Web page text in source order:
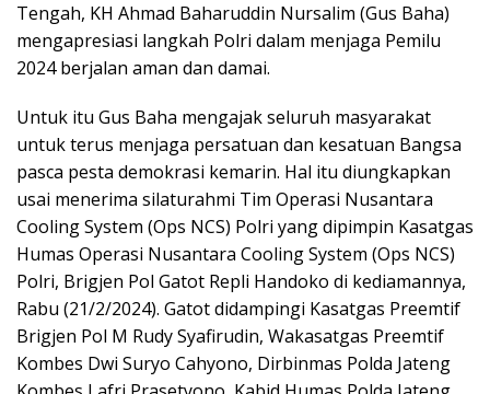
Tengah, KH Ahmad Baharuddin Nursalim (Gus Baha)
mengapresiasi langkah Polri dalam menjaga Pemilu
2024 berjalan aman dan damai.
Untuk itu Gus Baha mengajak seluruh masyarakat
untuk terus menjaga persatuan dan kesatuan Bangsa
pasca pesta demokrasi kemarin. Hal itu diungkapkan
usai menerima silaturahmi Tim Operasi Nusantara
Cooling System (Ops NCS) Polri yang dipimpin Kasatgas
Humas Operasi Nusantara Cooling System (Ops NCS)
Polri, Brigjen Pol Gatot Repli Handoko di kediamannya,
Rabu (21/2/2024). Gatot didampingi Kasatgas Preemtif
Brigjen Pol M Rudy Syafirudin, Wakasatgas Preemtif
Kombes Dwi Suryo Cahyono, Dirbinmas Polda Jateng